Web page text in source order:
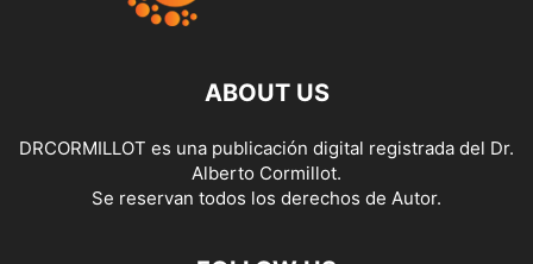
ABOUT US
DRCORMILLOT es una publicación digital registrada del Dr.
Alberto Cormillot.
Se reservan todos los derechos de Autor.